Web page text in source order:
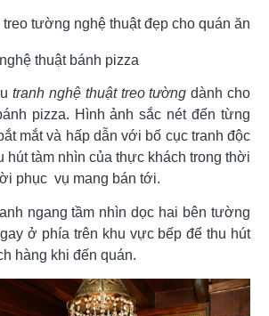
tường nghệ thuật đẹp cho quán ăn
thuật bánh pizza
tranh nghệ thuật treo tường dành cho
pizza. Hình ảnh sắc nét đến từng
mắt và hấp dẫn với bố cục tranh độc
hút tàm nhìn của thực khách trong thời
phục vụ mang bán tới.
ngang tầm nhìn dọc hai bên tường
ở phía trên khu vực bếp để thu hút
hàng khi đến quán.